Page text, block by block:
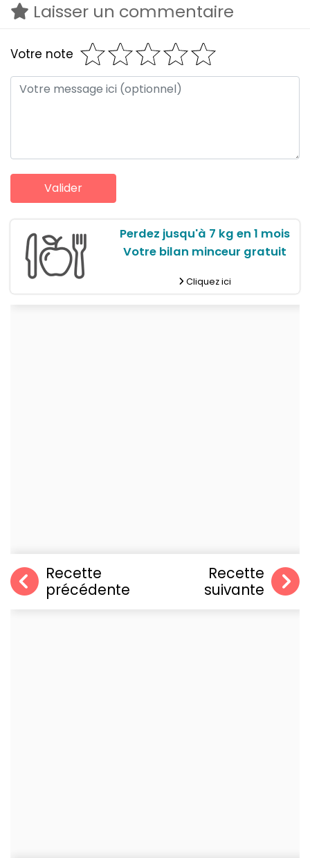
Laisser un commentaire
Votre note
Perdez jusqu'à 7 kg en 1 mois
Votre bilan minceur gratuit
Cliquez ici
Recette
précédente
Recette
suivante